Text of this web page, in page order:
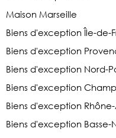
Maison Marseille
Biens d'exception Île-de-
Biens d'exception
Biens d'exception Nord-
Biens d'exception
Biens d'exception
Biens d'exception Basse-